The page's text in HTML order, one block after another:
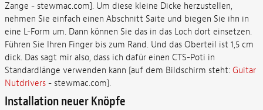
Zange - stewmac.com]. Um diese kleine Dicke herzustellen,
nehmen Sie einfach einen Abschnitt Saite und biegen Sie ihn in
eine L-Form um. Dann können Sie das in das Loch dort einsetzen.
Führen Sie Ihren Finger bis zum Rand. Und das Oberteil ist 1,5 cm
dick. Das sagt mir also, dass ich dafür einen CTS-Poti in
Standardlänge verwenden kann [auf dem Bildschirm steht: Guitar
Nutdrivers- stewmac.com].
Installation neuer Knöpfe